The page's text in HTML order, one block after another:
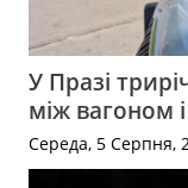
У Празі
між вагоном
Середа, 5 Серпня,